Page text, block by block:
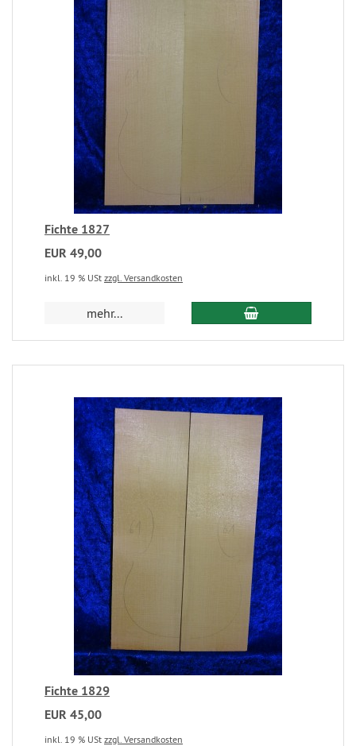
Fichte 1827
EUR 49,00
inkl. 19 % USt zzgl. Versandkosten
mehr...
Fichte 1829
EUR 45,00
inkl. 19 % USt zzgl. Versandkosten